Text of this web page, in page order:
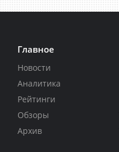
Главное
Новости
Аналитика
Рейтинги
Обзоры
Архив